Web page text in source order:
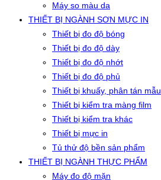
Máy so màu da
THIẾT BỊ NGÀNH SƠN MỰC IN
Thiết bị đo độ bóng
Thiết bị đo độ dày
Thiết bị đo độ nhớt
Thiết bị đo độ phủ
Thiết bị khuấy, phân tán mẫu
Thiết bị kiểm tra màng film
Thiết bị kiểm tra khác
Thiết bị mực in
Tủ thử độ bền sản phẩm
THIẾT BỊ NGÀNH THỰC PHẨM
Máy đo độ mặn